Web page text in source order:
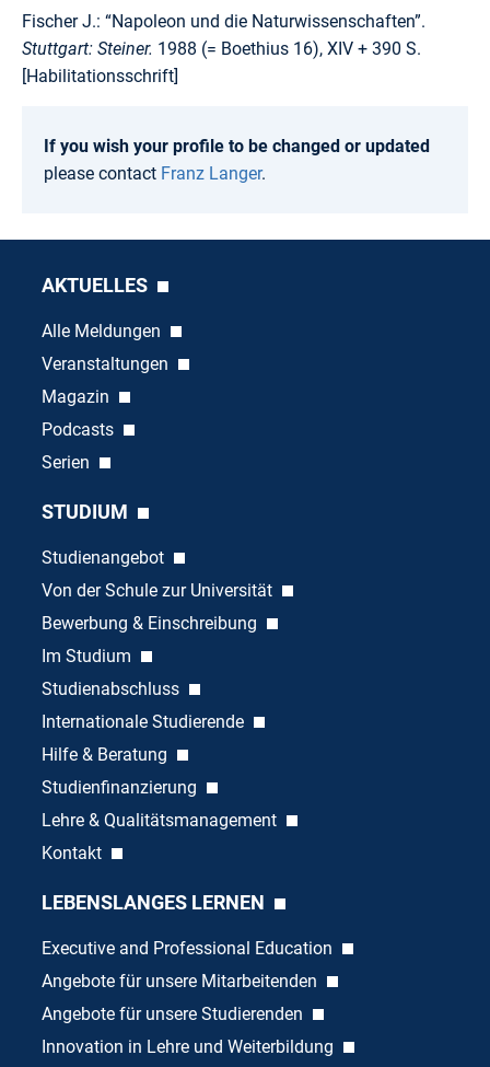
Fischer J.: “Napoleon und die Naturwissenschaften”.
Stuttgart: Steiner. 1988 (= Boethius 16), XIV + 390 S.
[Habilitationsschrift]
If you wish your profile to be changed or updated
please contact Franz Langer.
AKTUELLES
Alle Meldungen
Veranstaltungen
Magazin
Podcasts
Serien
STUDIUM
Studienangebot
Von der Schule zur Universität
Bewerbung & Einschreibung
Im Studium
Studienabschluss
Internationale Studierende
Hilfe & Beratung
Studienfinanzierung
Lehre & Qualitätsmanagement
Kontakt
LEBENSLANGES LERNEN
Executive and Professional Education
Angebote für unsere Mitarbeitenden
Angebote für unsere Studierenden
Innovation in Lehre und Weiterbildung